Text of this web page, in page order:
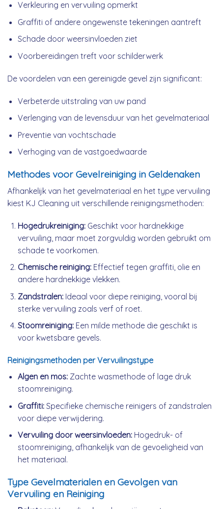
Verkleuring en vervuiling opmerkt
Graffiti of andere ongewenste tekeningen aantreft
Schade door weersinvloeden ziet
Voorbereidingen treft voor schilderwerk
De voordelen van een gereinigde gevel zijn significant:
Verbeterde uitstraling van uw pand
Verlenging van de levensduur van het gevelmateriaal
Preventie van vochtschade
Verhoging van de vastgoedwaarde
Methodes voor Gevelreiniging in Geldenaken
Afhankelijk van het gevelmateriaal en het type vervuiling
kiest KJ Cleaning uit verschillende reinigingsmethoden:
Hogedrukreiniging:Geschikt voor hardnekkige
vervuiling, maar moet zorgvuldig worden gebruikt om
schade te voorkomen.
Chemische reiniging:Effectief tegen graffiti, olie en
andere hardnekkige vlekken.
Zandstralen:Ideaal voor diepe reiniging, vooral bij
sterke vervuiling zoals verf of roet.
Stoomreiniging:Een milde methode die geschikt is
voor kwetsbare gevels.
Reinigingsmethoden per Vervuilingstype
Algen en mos:Zachte wasmethode of lage druk
stoomreiniging.
Graffiti:Specifieke chemische reinigers of zandstralen
voor diepe verwijdering.
Vervuiling door weersinvloeden:Hogedruk- of
stoomreiniging, afhankelijk van de gevoeligheid van
het materiaal.
Type Gevelmaterialen en Gevolgen van
Vervuiling en Reiniging